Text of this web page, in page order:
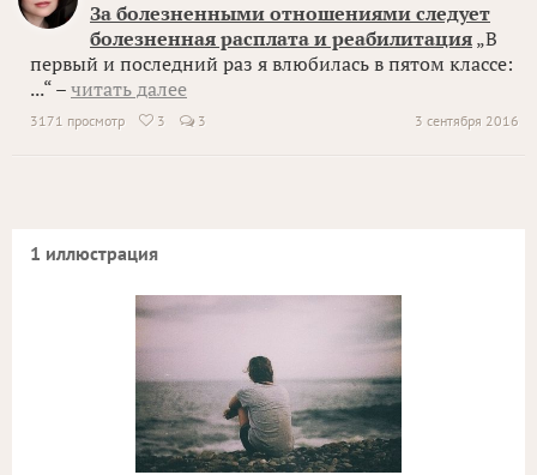
За болезненными отношениями следует
болезненная расплата и реабилитация „В
первый и последний раз я влюбилась в пятом классе:
...“ – читать далее
3 сентября 2016
3171 просмотр  3 3
1 иллюстрация